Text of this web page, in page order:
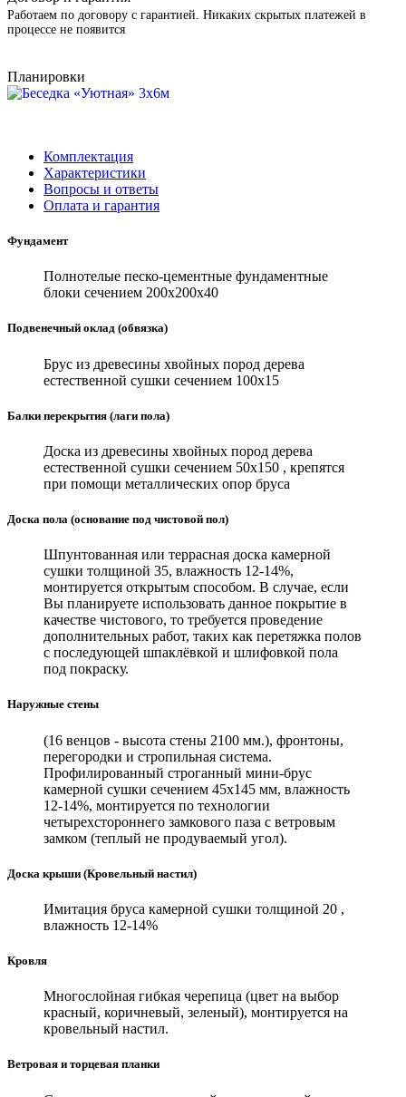
Работаем по договору с гарантией. Никаких скрытых платежей в
процессе не появится
Планировки
Комплектация
Характеристики
Вопросы и ответы
Оплата и гарантия
Фундамент
Полнотелые песко-цементные фундаментные
блоки сечением 200х200х40
Подвенечный оклад (обвязка)
Брус из древесины хвойных пород дерева
естественной сушки сечением 100х15
Балки перекрытия (лаги пола)
Доска из древесины хвойных пород дерева
естественной сушки сечением 50х150 , крепятся
при помощи металлических опор бруса
Доска пола (основание под чистовой пол)
Шпунтованная или террасная доска камерной
сушки толщиной 35, влажность 12-14%,
монтируется открытым способом. В случае, если
Вы планируете использовать данное покрытие в
качестве чистового, то требуется проведение
дополнительных работ, таких как перетяжка полов
с последующей шпаклёвкой и шлифовкой пола
под покраску.
Наружные стены
(16 венцов - высота стены 2100 мм.), фронтоны,
перегородки и стропильная система.
Профилированный строганный мини-брус
камерной сушки сечением 45х145 мм, влажность
12-14%, монтируется по технологии
четырехстороннего замкового паза с ветровым
замком (теплый не продуваемый угол).
Доска крыши (Кровельный настил)
Имитация бруса камерной сушки толщиной 20 ,
влажность 12-14%
Кровля
Многослойная гибкая черепица (цвет на выбор
красный, коричневый, зеленый), монтируется на
кровельный настил.
Ветровая и торцевая планки